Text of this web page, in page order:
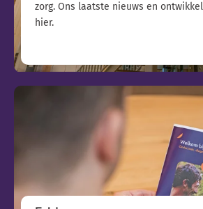
zorg. Ons laatste nieuws en
hier.